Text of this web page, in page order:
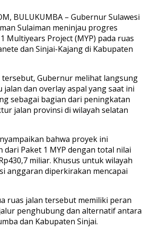
BULUKUMBA – Gubernur Sulawesi
Sulaiman meninjau progres
Multiyears Project (MYP) pada ruas
dan Sinjai-Kajang di Kabupaten
tersebut, Gubernur melihat langsung
jalan dan overlay aspal yang saat ini
sebagai bagian dari peningkatan
jalan provinsi di wilayah selatan
bahwa proyek ini
dari Paket 1 MYP dengan total nilai
miliar. Khusus untuk wilayah
anggaran diperkirakan mencapai
ruas jalan tersebut memiliki peran
penghubung dan alternatif antara
dan Kabupaten Sinjai.